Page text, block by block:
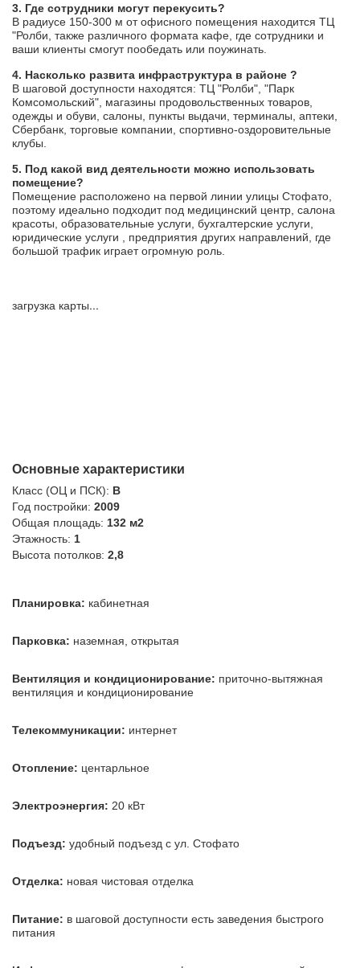
3. Где сотрудники могут перекусить?
В радиусе 150-300 м от офисного помещения находится ТЦ
"Ролби, также различного формата кафе, где сотрудники и
ваши клиенты смогут пообедать или поужинать.
4. Насколько развита инфраструктура в районе ?
В шаговой доступности находятся: ТЦ "Ролби", "Парк
Комсомольский", магазины продовольственных товаров,
одежды и обуви, салоны, пункты выдачи, терминалы, аптеки,
Сбербанк, торговые компании, спортивно-оздоровительные
клубы.
5. Под какой вид деятельности можно использовать
помещение?
Помещение расположено на первой линии улицы Стофато,
поэтому идеально подходит под медицинский центр, салона
красоты, образовательные услуги, бухгалтерские услуги,
юридические услуги , предприятия других направлений, где
большой трафик играет огромную роль.
загрузка карты...
Основные характеристики
Класс (ОЦ и ПСК): B
Год постройки: 2009
Общая площадь: 132 м2
Этажность: 1
Высота потолков: 2,8
Планировка: кабинетная
Парковка: наземная, открытая
Вентиляция и кондиционирование: приточно-вытяжная
вентиляция и кондиционирование
Телекоммуникации: интернет
Отопление: центарльное
Электроэнергия: 20 кВт
Подъезд: удобный подъезд с ул. Стофато
Отделка: новая чистовая отделка
Питание: в шаговой доступности есть заведения быстрого
питания